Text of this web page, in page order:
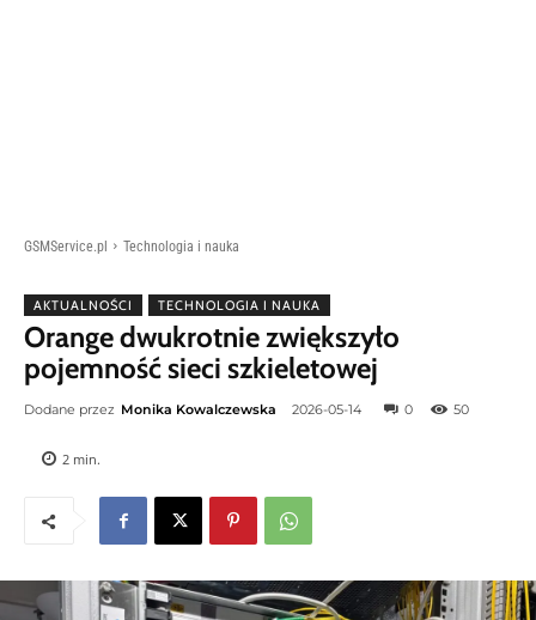
GSMService.pl Technologia i nauka
AKTUALNOŚCI TECHNOLOGIA I NAUKA
Orange dwukrotnie zwiększyło
pojemność sieci szkieletowej
Dodane przez Monika Kowalczewska 2026-05-14 0 50
2 min.